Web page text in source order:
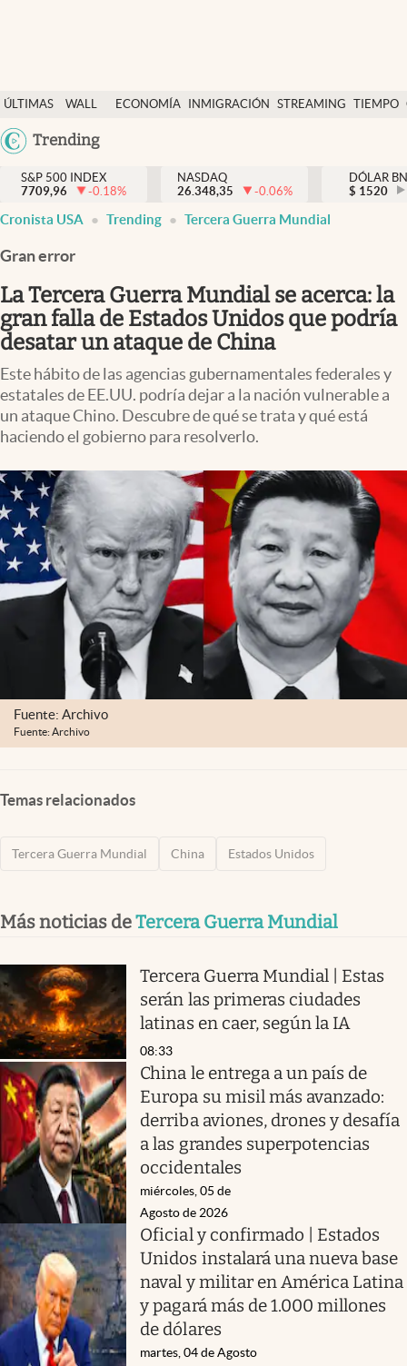
ÚLTIMAS
NOTICIAS
WALL
DÓLAR
ECONOMÍA INMIGRACIÓN STREAMING TIEMPO
México
Trending
Finanzas y economía
Wall Street y dólar
Inmigración
Espiritual
Streaming
PC y mobile
Lifestyle
S&P 500 INDEX
7709,96
-0.18%
NASDAQ
26.348,35
-0.06%
DÓLAR
$ 1520
Cronista USA Trending Tercera Guerra Mundial
Gran error
La Tercera Guerra Mundial se acerca: la
gran falla de Estados Unidos que podría
desatar un ataque de China
Este hábito de las agencias gubernamentales federales y
estatales de EE.UU. podría dejar a la nación vulnerable a
un ataque Chino. Descubre de qué se trata y qué está
haciendo el gobierno para resolverlo.
Fuente: Archivo
Fuente: Archivo
Temas relacionados
Tercera Guerra Mundial China Estados Unidos
Más noticias deTercera Guerra Mundial
Tercera Guerra Mundial | Estas
serán las primeras ciudades
latinas en caer, según la IA
08:33
China le entrega a un país de
Europa su misil más avanzado:
derriba aviones, drones y desafía
a las grandes superpotencias
occidentales
miércoles, 05 de
Agosto de 2026
Oficial y confirmado | Estados
Unidos instalará una nueva base
naval y militar en América Latina
y pagará más de 1.000 millones
de dólares
martes, 04 de Agosto